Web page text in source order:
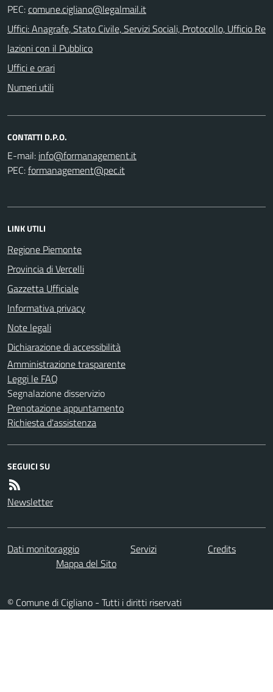
PEC:
Uffici: Anagrafe, Stato Civile, Servizi Sociali, Protocollo, Ufficio Re
lazioni con il Pubblico
Uffici e orari
Numeri utili
CONTATTI D.P.O.
E-mail:
PEC:
LINK UTILI
Regione Piemonte
Provincia di Vercelli
Gazzetta Ufficiale
Informativa privacy
Note legali
Dichiarazione di accessibilità
Amministrazione trasparente
Leggi le FAQ
Segnalazione disservizio
Prenotazione appuntamento
Richiesta d'assistenza
SEGUICI SU
Newsletter
Dati monitoraggio Servizi
Credits
Mappa del Sito
© Comune di Cigliano - Tutti i diritti riservati